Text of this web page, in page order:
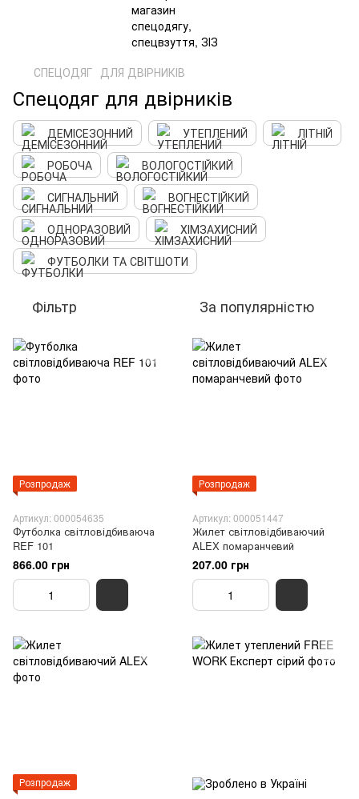
СПЕЦОДЯГ ДЛЯ ДВІРНИКІВ
Спецодяг для двірників
ДЕМІСЕЗОННИЙ УТЕПЛЕНИЙ
ЛІТНІЙ
РОБОЧА
ВОЛОГОСТІЙКИЙ
СИГНАЛЬНИЙ
ВОГНЕСТІЙКИЙ
ОДНОРАЗОВИЙ
ХІМЗАХИСНИЙ
ФУТБОЛКИ ТА СВІТШОТИ
Фільтр За популярністю
Розпродаж
Артикул: 000054635
Футболка світловідбиваюча
REF 101
866.00 грн
Розпродаж
Артикул: 000051447
Жилет світловідбиваючий
ALEX помаранчевий
207.00 грн
Розпродаж